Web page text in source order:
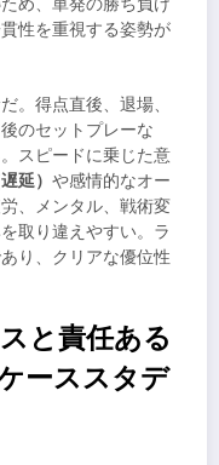
ため、単発の勝ち負け
性を重視する姿勢が
。得点直後、退場、
のセットプレーな
スピードに乗じた意
延） や感情的なオー
、メンタル、戦術変
取り違えやすい。ラ
り、クリアな優位性
と責任ある
ーススタデ